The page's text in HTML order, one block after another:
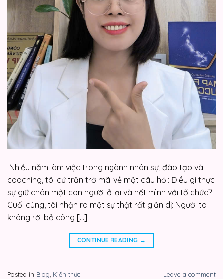
Nhiều năm làm việc trong ngành nhân sự, đào tạo và
coaching, tôi cứ trăn trở mãi về một câu hỏi: Điều gì thực
sự giữ chân một con người ở lại và hết mình với tổ chức?
Cuối cùng, tôi nhận ra một sự thật rất giản dị: Người ta
không rời bỏ công […]
CONTINUE READING →
Posted in Blog, Kiến thức Leave a comment